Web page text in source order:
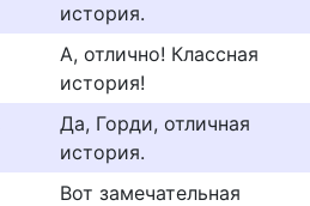
история.
А, отлично! Классная
история!
Да, Горди, отличная
история.
Вот замечательная